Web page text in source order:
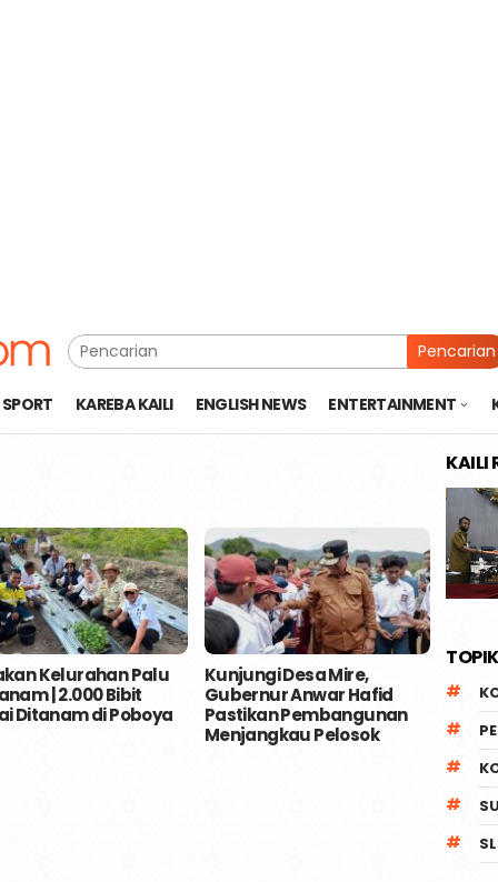
Pencarian
SPORT KAREBA KAILI ENGLISH NEWS ENTERTAINMENT
Kelurahan Palu
| 2.000 Bibit
Ditanam di Poboya
Kunjungi Desa Mire,
Gubernur Anwar Hafid
Pastikan Pembangunan
Menjangkau Pelosok
Palu-
KAILI